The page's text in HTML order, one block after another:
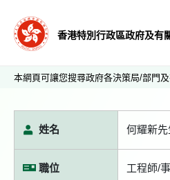
香港特別行政區政府及有
本網頁可讓您搜尋政府各決策局/部門
姓名 何耀新先
職位 工程師/